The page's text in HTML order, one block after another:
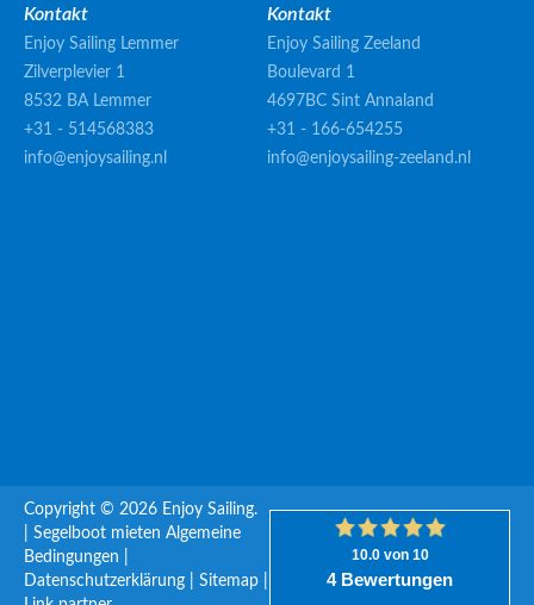
Kontakt
Enjoy Sailing Lemmer
Zilverplevier 1
8532 BA Lemmer
+31 - 514568383
info@enjoysailing.nl
Kontakt
Enjoy Sailing Zeeland
Boulevard 1
4697BC Sint Annaland
+31 - 166-654255
info@enjoysailing-zeeland.nl
Copyright © 2026 Enjoy Sailing.
Segelboot mieten Algemeine
Bedingungen
Datenschutzerklärung
Sitemap